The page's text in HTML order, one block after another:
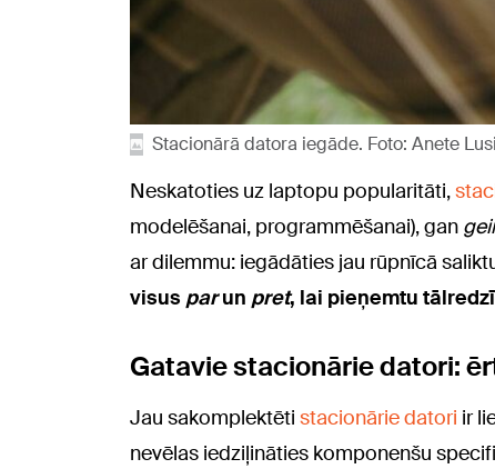
Stacionārā datora iegāde. Foto: Anete
Neskatoties uz laptopu popularitāti,
modelēšanai, programmēšanai), gan
ar dilemmu: iegādāties jau rūpnīcā
visus parun pret, lai pieņemtu
Gatavie stacionārie datori:
Jau sakomplektēti stacionārie datori ir
nevēlas iedziļināties komponenšu